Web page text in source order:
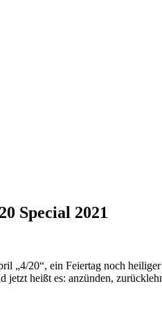
Special 2021
„4/20“, ein Feiertag noch
jetzt heißt es: anzünden,